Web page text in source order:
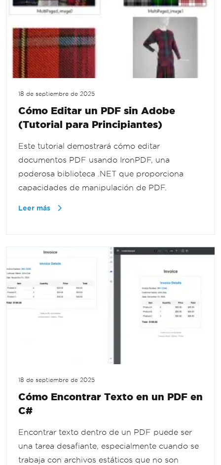
18 de septiembre de 2025
Cómo Editar un PDF sin Adobe
(Tutorial para Principiantes)
Este tutorial demostrará cómo editar
documentos PDF usando IronPDF, una
poderosa biblioteca .NET que proporciona
capacidades de manipulación de PDF.
Leer más
18 de septiembre de 2025
Cómo Encontrar Texto en un PDF en
C#
Encontrar texto dentro de un PDF puede ser
una tarea desafiante, especialmente cuando se
trabaja con archivos estáticos que no son